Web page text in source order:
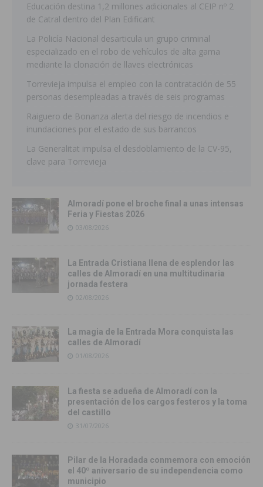
Educación destina 1,2 millones adicionales al CEIP nº 2
de Catral dentro del Plan Edificant
La Policía Nacional desarticula un grupo criminal
especializado en el robo de vehículos de alta gama
mediante la clonación de llaves electrónicas
Torrevieja impulsa el empleo con la contratación de 55
personas desempleadas a través de seis programas
Raiguero de Bonanza alerta del riesgo de incendios e
inundaciones por el estado de sus barrancos
La Generalitat impulsa el desdoblamiento de la CV-95,
clave para Torrevieja
Almoradí pone el broche final a unas intensas
Feria y Fiestas 2026
03/08/2026
La Entrada Cristiana llena de esplendor las
calles de Almoradí en una multitudinaria
jornada festera
02/08/2026
La magia de la Entrada Mora conquista las
calles de Almoradí
01/08/2026
La fiesta se adueña de Almoradí con la
presentación de los cargos festeros y la toma
del castillo
31/07/2026
Pilar de la Horadada conmemora con emoción
el 40º aniversario de su independencia como
municipio